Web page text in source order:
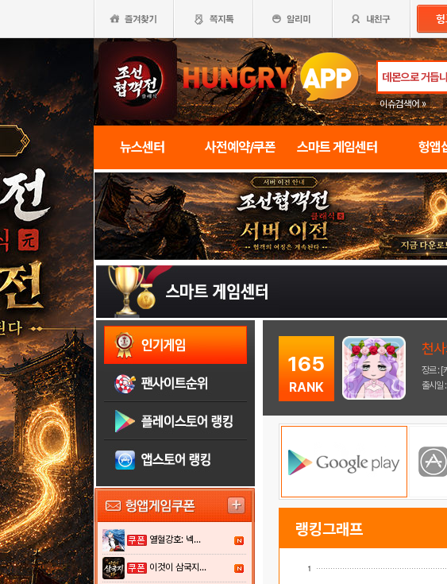
이슈검색어 »
뉴스센터 사전예약/쿠폰 스마트 게임센터 헝앱
열혈강호: 넥...
이것이 삼국지...
165
RANK
천
장르 : [
출시일
랭킹그래프
1